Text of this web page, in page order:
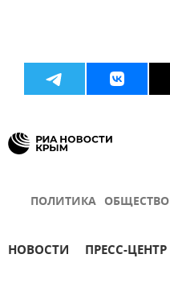
ПОЛИТИКА ОБЩЕСТВО
НОВОСТИ ПРЕСС-ЦЕНТР